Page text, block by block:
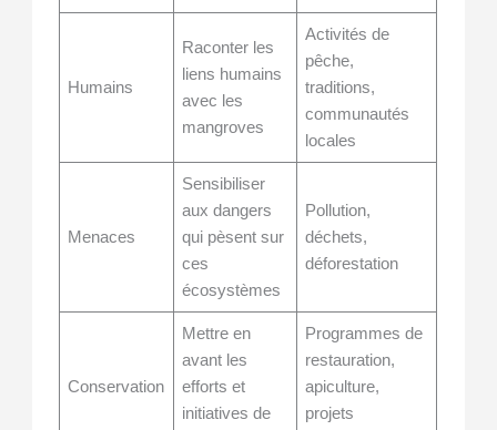
Humains
Raconter les
liens humains
avec les
mangroves
Activités de
pêche,
traditions,
communautés
locales
Menaces
Sensibiliser
aux dangers
qui pèsent sur
ces
écosystèmes
Pollution,
déchets,
déforestation
Conservation
Mettre en
avant les
efforts et
initiatives de
Programmes de
restauration,
apiculture,
projets